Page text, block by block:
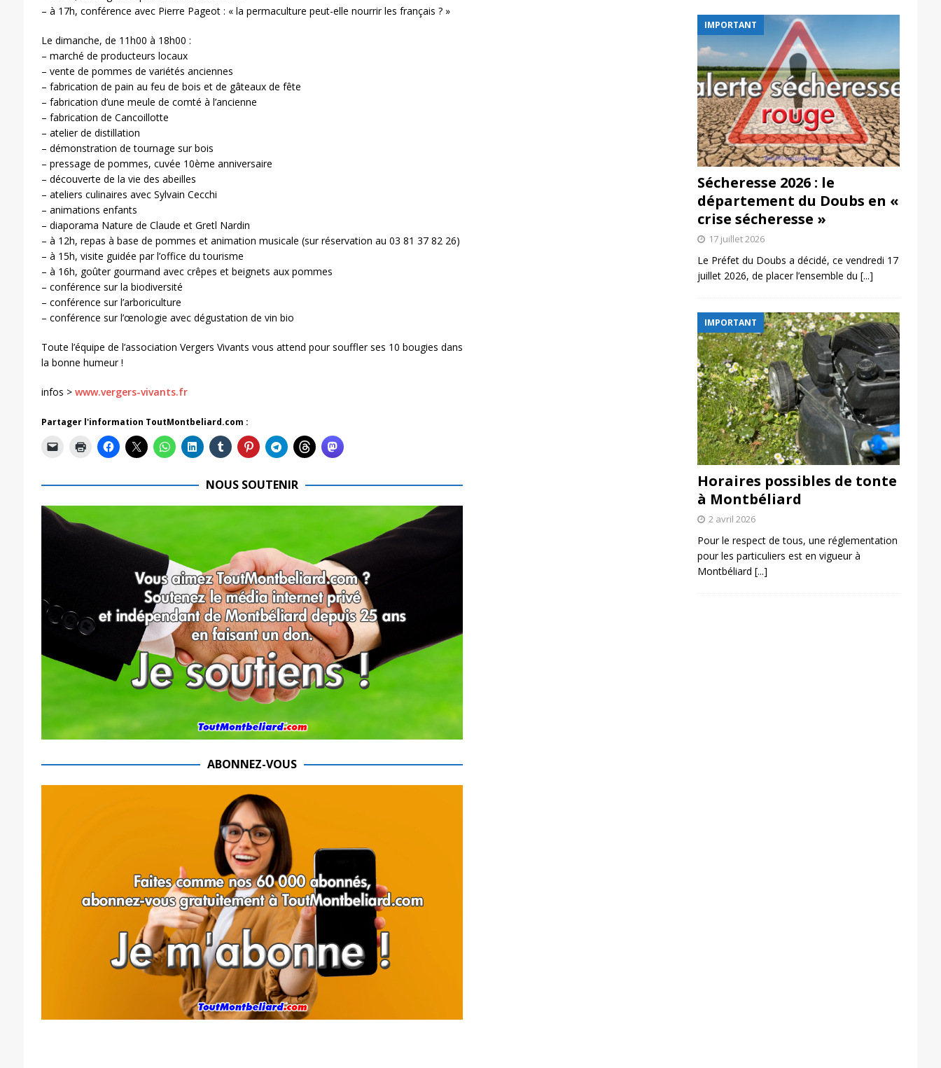
– à 17h, conférence avec Pierre Pageot : « la permaculture peut-elle nourrir les français ? »
Le dimanche, de 11h00 à 18h00 :
– marché de producteurs locaux
– vente de pommes de variétés anciennes
– fabrication de pain au feu de bois et de gâteaux de fête
– fabrication d’une meule de comté à l’ancienne
– fabrication de Cancoillotte
– atelier de distillation
– démonstration de tournage sur bois
– pressage de pommes, cuvée 10ème anniversaire
– découverte de la vie des abeilles
– ateliers culinaires avec Sylvain Cecchi
– animations enfants
– diaporama Nature de Claude et Gretl Nardin
– à 12h, repas à base de pommes et animation musicale (sur réservation au 03 81 37 82 26)
– à 15h, visite guidée par l’office du tourisme
– à 16h, goûter gourmand avec crêpes et beignets aux pommes
– conférence sur la biodiversité
– conférence sur l’arboriculture
– conférence sur l’œnologie avec dégustation de vin bio
Toute l’équipe de l’association Vergers Vivants vous attend pour souffler ses 10 bougies dans
la bonne humeur !
infos > www.vergers-vivants.fr
Partager l'information ToutMontbeliard.com :
NOUS SOUTENIR
ABONNEZ-VOUS
IMPORTANT
Sécheresse 2026 : le
département du Doubs en «
crise sécheresse »
17 juillet 2026
Le Préfet du Doubs a décidé, ce vendredi 17
juillet 2026, de placer l’ensemble du [...]
IMPORTANT
Horaires possibles de tonte
à Montbéliard
2 avril 2026
Pour le respect de tous, une réglementation
pour les particuliers est en vigueur à
Montbéliard [...]